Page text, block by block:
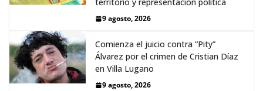
9 agosto, 2026
Comienza el juicio contra “Pity”
Álvarez por el crimen de Cristian Díaz
en Villa Lugano
9 agosto, 2026